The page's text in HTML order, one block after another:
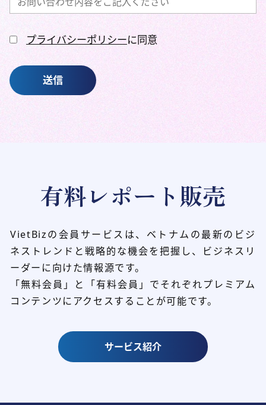
プライバシーポリシーに同意
有料レポート販売
VietBizの会員サービスは、ベトナムの最新のビジ
ネストレンドと戦略的な機会を把握し、ビジネスリ
ーダーに向けた情報源です。
「無料会員」と「有料会員」でそれぞれプレミアム
コンテンツにアクセスすることが可能です。
サービス紹介